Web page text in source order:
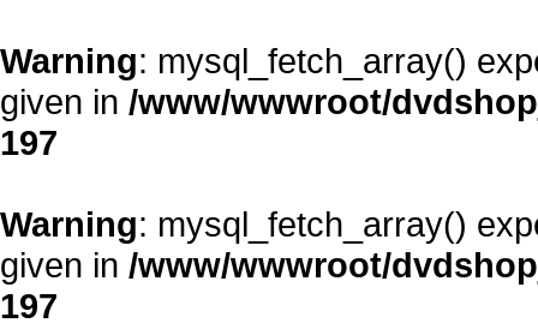
Warning: mysql_fetch_array()
given in /www/wwwroot/
197
Warning: mysql_fetch_array()
given in /www/wwwroot/
197